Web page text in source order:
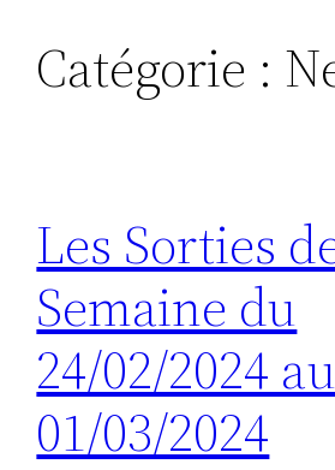
Catégorie :
Les Sorties
Semaine du
24/02/2024 au
01/03/2024